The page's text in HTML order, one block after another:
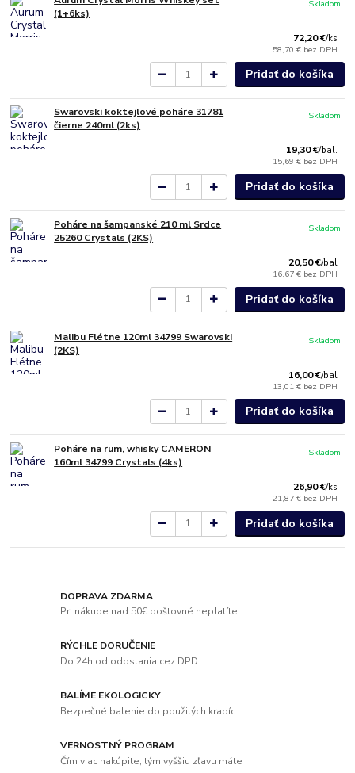
(1+6ks)
72,20 €/ks
58,70 € bez DPH
Skladom
Pridať do košíka
Swarovski koktejlové poháre 31781
čierne 240ml (2ks)
19,30 €/bal.
15,69 € bez DPH
Skladom
Pridať do košíka
Poháre na šampanské 210 ml Srdce
25260 Crystals (2KS)
20,50 €/bal
16,67 € bez DPH
Skladom
Pridať do košíka
Malibu Flétne 120ml 34799 Swarovski
(2KS)
16,00 €/bal
13,01 € bez DPH
Skladom
Pridať do košíka
Poháre na rum, whisky CAMERON
160ml 34799 Crystals (4ks)
26,90 €/ks
21,87 € bez DPH
Skladom
Pridať do košíka
DOPRAVA ZDARMA
Pri nákupe nad 50€ poštovné neplatíte.
RÝCHLE DORUČENIE
Do 24h od odoslania cez DPD
BALÍME EKOLOGICKY
Bezpečné balenie do použitých krabíc
VERNOSTNÝ PROGRAM
Čím viac nakúpite, tým vyššiu zľavu máte